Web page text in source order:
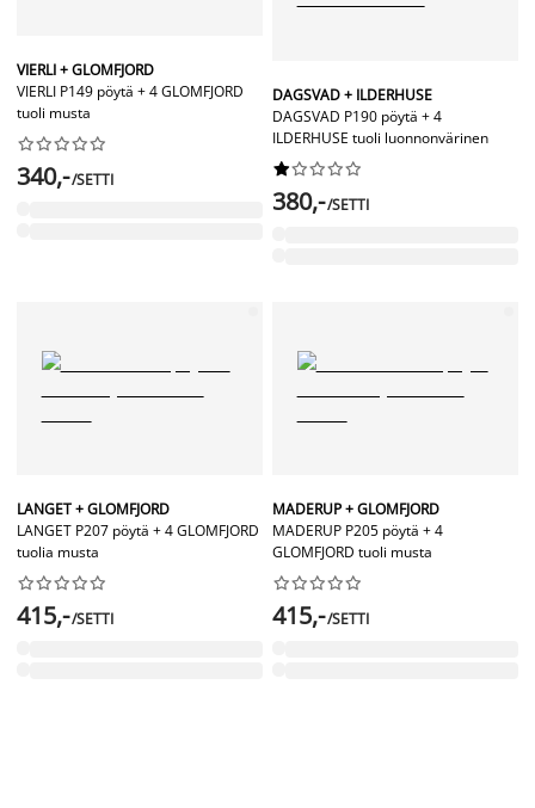
VIERLI + GLOMFJORD
VIERLI P149 pöytä + 4 GLOMFJORD
tuoli musta






340,-/SETTI
DAGSVAD + ILDERHUSE
DAGSVAD P190 pöytä + 4
ILDERHUSE tuoli luonnonvärinen






380,-/SETTI
LANGET + GLOMFJORD
LANGET P207 pöytä + 4 GLOMFJORD
tuolia musta






415,-/SETTI
MADERUP + GLOMFJORD
MADERUP P205 pöytä + 4
GLOMFJORD tuoli musta






415,-/SETTI